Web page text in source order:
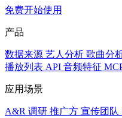
免费开始使用
产品
数据来源 艺人分析 歌曲分
播放列表 API 音频特征
应用场景
A&R 调研 推广方 宣传团队